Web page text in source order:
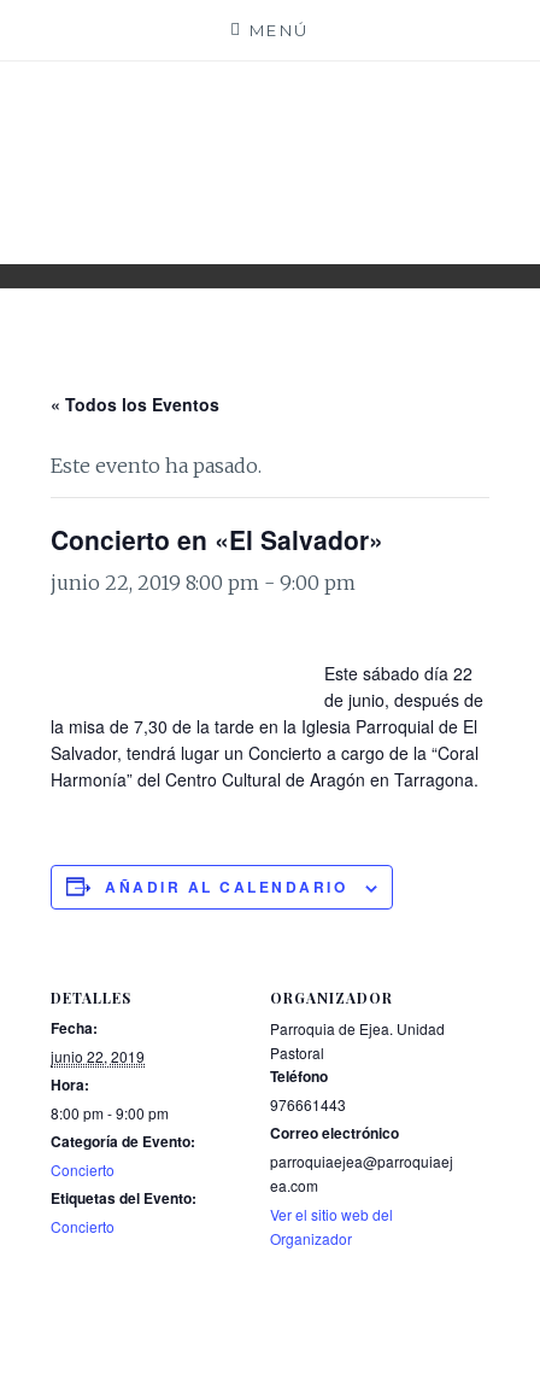
MENÚ
« Todos los Eventos
Este evento ha pasado.
Concierto en «El Salvador»
junio 22, 2019 8:00 pm -9:00 pm
Este sábado día 22
de junio, después de
la misa de 7,30 de la tarde en la Iglesia Parroquial de El
Salvador, tendrá lugar un Concierto a cargo de la “Coral
Harmonía” del Centro Cultural de Aragón en Tarragona.
AÑADIR AL CALENDARIO
DETALLES
Fecha:
junio 22, 2019
Hora:
8:00 pm - 9:00 pm
Categoría de Evento:
Concierto
Etiquetas del Evento:
Concierto
ORGANIZADOR
Parroquia de Ejea. Unidad
Pastoral
Teléfono
976661443
Correo electrónico
parroquiaejea@parroquiaej
ea.com
Ver el sitio web del
Organizador